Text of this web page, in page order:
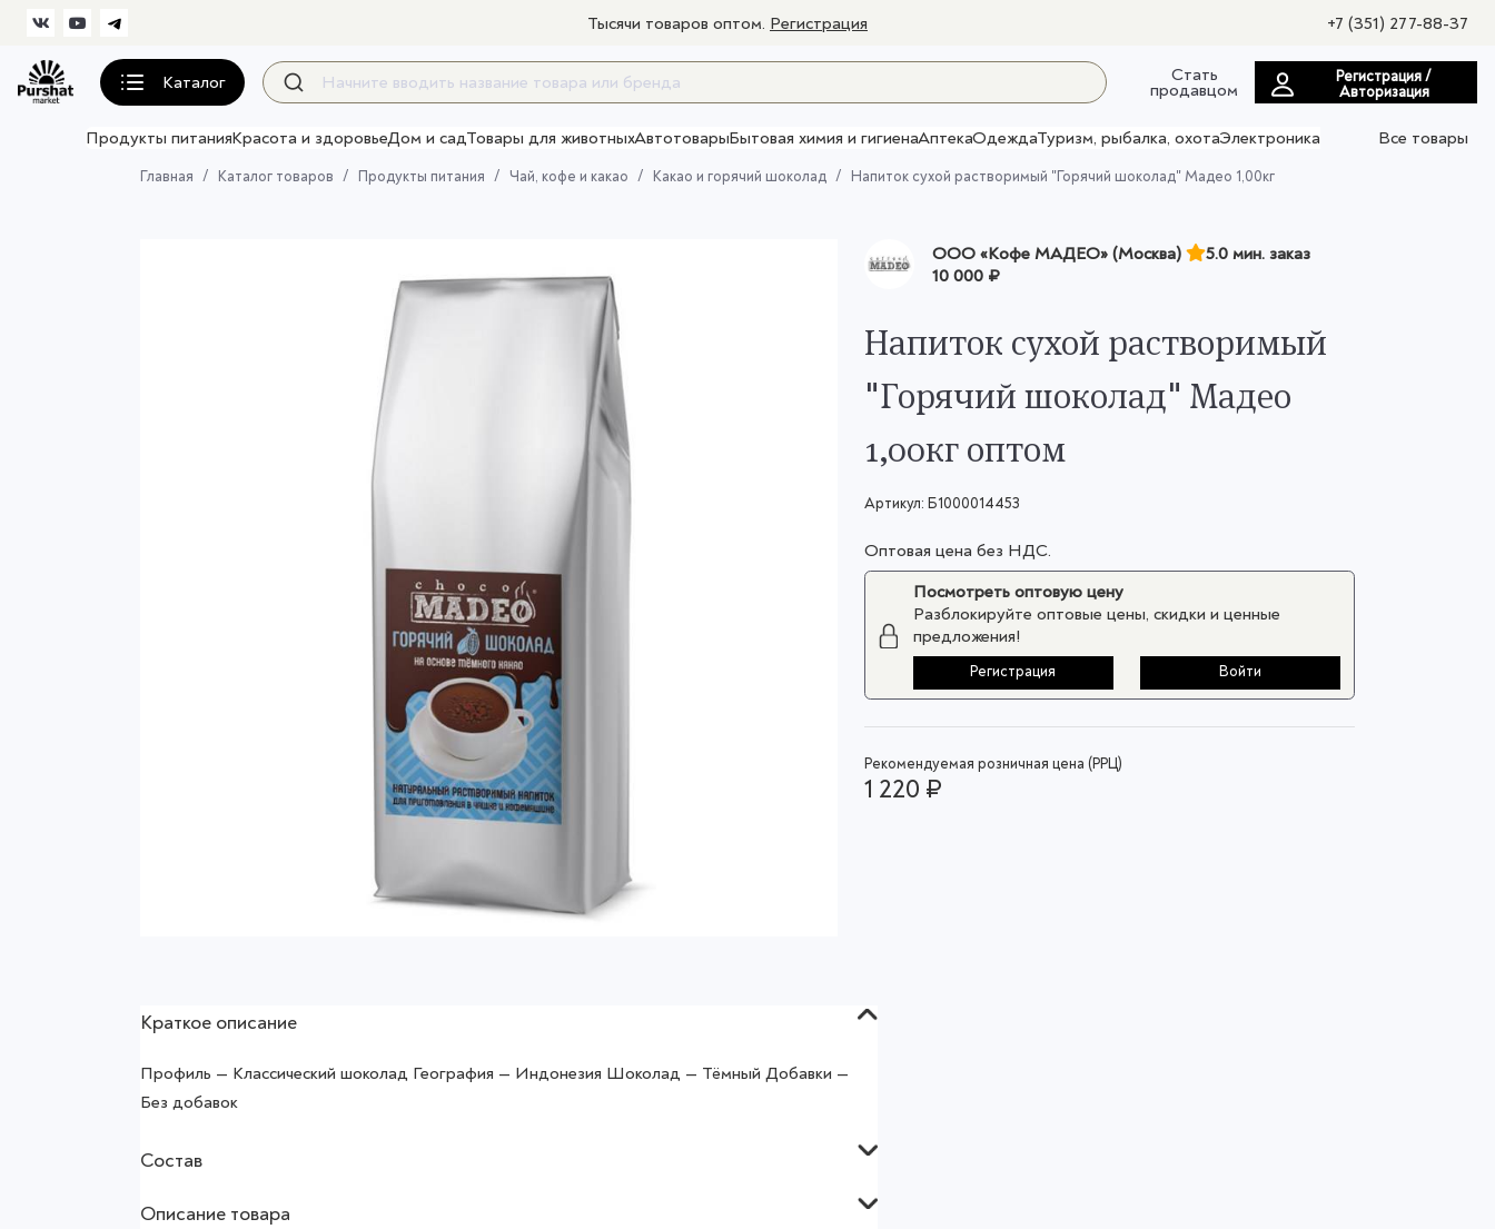
Тысячи товаров оптом. Регистрация +7 (351) 277-88-37
Каталог Стать
продавцом
Регистрация /
Авторизация
Продукты питанияКрасота и здоровьеДом и садТовары для животныхАвтотоварыБытовая химия и гигиенаАптекаОдеждаТуризм, рыбалка, охотаЭлектроника
Все товары
Главная Каталог товаров Продукты питания Чай, кофе и какао Какао и горячий шоколад Напиток сухой растворимый "Горячий шоколад" Мадео 1,00кг
OOO «Кофе МАДЕО» (Москва)
5.0 мин. заказ
10 000 ₽
Напиток сухой растворимый
"Горячий шоколад" Мадео
1,00кг оптом
Артикул: Б1000014453
Оптовая цена без НДС.
Посмотреть оптовую цену
Разблокируйте оптовые цены, скидки и ценные
предложения!
Регистрация Войти
Рекомендуемая розничная цена (РРЦ)
1 220 ₽
Краткое описание
Профиль — Классический шоколад География — Индонезия Шоколад — Тёмный Добавки —
Без добавок
Состав
Описание товара